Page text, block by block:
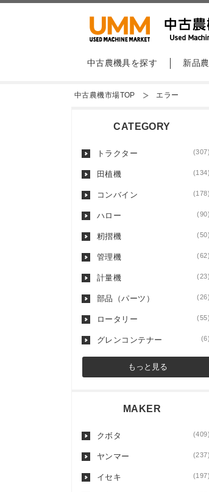
中古農機具を探す 新品
中古農機市場TOP エラー
CATEGORY
トラクター (307)
田植機 (134)
コンバイン (178)
ハロー (90)
籾摺機 (50)
管理機 (62)
計量機 (23)
部品（パーツ） (26)
ロータリー (55)
グレンコンテナー (6)
もっと見る
MAKER
クボタ (409)
ヤンマー (237)
イセキ (197)